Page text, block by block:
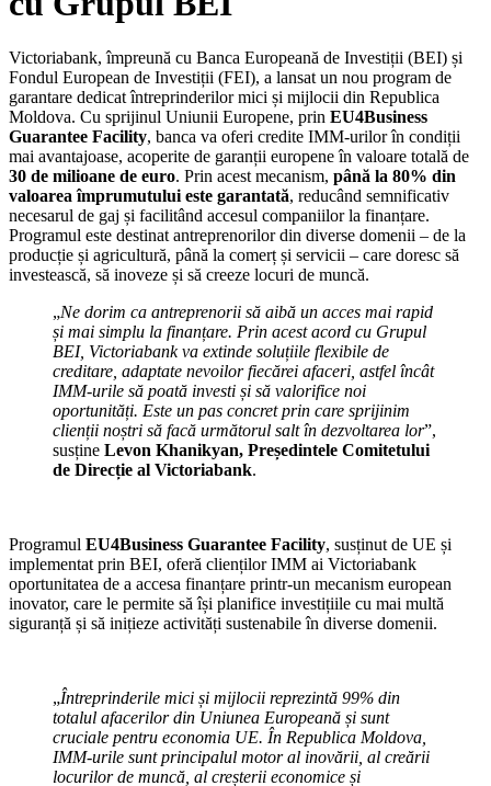
Victoriabank, împreună cu Banca Europeană de Investiții (BEI) și
Fondul European de Investiții (FEI), a lansat un nou program de
garantare dedicat întreprinderilor mici și mijlocii din Republica
Moldova. Cu sprijinul Uniunii Europene, prin EU4Business
Guarantee Facility, banca va oferi credite IMM-urilor în condiții
mai avantajoase, acoperite de garanții europene în valoare totală de
30 de milioane de euro. Prin acest mecanism, până la 80% din
valoarea împrumutului este garantată, reducând semnificativ
necesarul de gaj și facilitând accesul companiilor la finanțare.
Programul este destinat antreprenorilor din diverse domenii – de la
producție și agricultură, până la comerț și servicii – care doresc să
investească, să inoveze și să creeze locuri de muncă.
„Ne dorim ca antreprenorii să aibă un acces mai rapid
și mai simplu la finanțare. Prin acest acord cu Grupul
BEI, Victoriabank va extinde soluțiile flexibile de
creditare, adaptate nevoilor fiecărei afaceri, astfel încât
IMM-urile să poată investi și să valorifice noi
oportunități. Este un pas concret prin care sprijinim
clienții noștri să facă următorul salt în dezvoltarea lor”,
susține Levon Khanikyan, Președintele Comitetului
de Direcție al Victoriabank.
Programul EU4Business Guarantee Facility, susținut de UE și
implementat prin BEI, oferă clienților IMM ai Victoriabank
oportunitatea de a accesa finanțare printr-un mecanism european
inovator, care le permite să își planifice investițiile cu mai multă
siguranță și să inițieze activități sustenabile în diverse domenii.
„Întreprinderile mici și mijlocii reprezintă 99% din
totalul afacerilor din Uniunea Europeană și sunt
cruciale pentru economia UE. În Republica Moldova,
IMM-urile sunt principalul motor al inovării, al creării
locurilor de muncă, al creșterii economice și